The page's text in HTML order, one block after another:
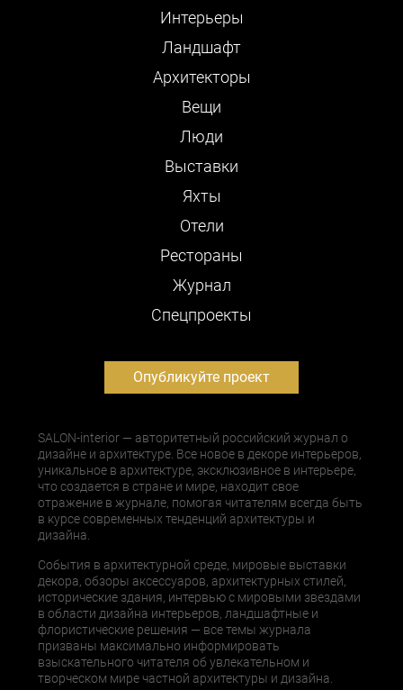
Интерьеры
Ландшафт
Архитекторы
Вещи
Люди
Выставки
Яхты
Отели
Рестораны
Журнал
Cпецпроекты
Опубликуйте проект
SALON-interior — авторитетный российский журнал о
дизайне и архитектуре. Все новое в декоре интерьеров,
уникальное в архитектуре, эксклюзивное в интерьере,
что создается в стране и мире, находит свое
отражение в журнале, помогая читателям всегда быть
в курсе современных тенденций архитектуры и
дизайна.
События в архитектурной среде, мировые выставки
декора, обзоры аксессуаров, архитектурных стилей,
исторические здания, интервью с мировыми звездами
в области дизайна интерьеров, ландшафтные и
флористические решения — все темы журнала
призваны максимально информировать
взыскательного читателя об увлекательном и
творческом мире частной архитектуры и дизайна.